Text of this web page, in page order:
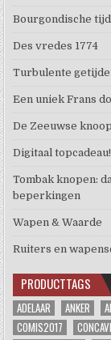
Bourgondische
Des vredes 1774
Turbulente
Een uniek Frans
De Zeeuwse
Digitaal topcadeau!
Tombak knopen:
beperkingen
Wapen & Waarde
Ruiters en
PRODUCTTAGS
ADELAAR ANKER
COMIS2017